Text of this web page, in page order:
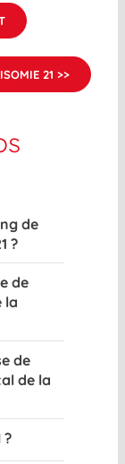
21 >>
de
?
de
la
de
de la
?